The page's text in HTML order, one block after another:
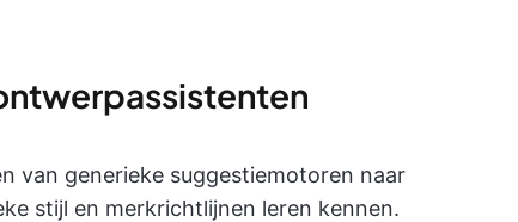
van generieke suggestiemotoren naar
stijl en merkrichtlijnen leren kennen.